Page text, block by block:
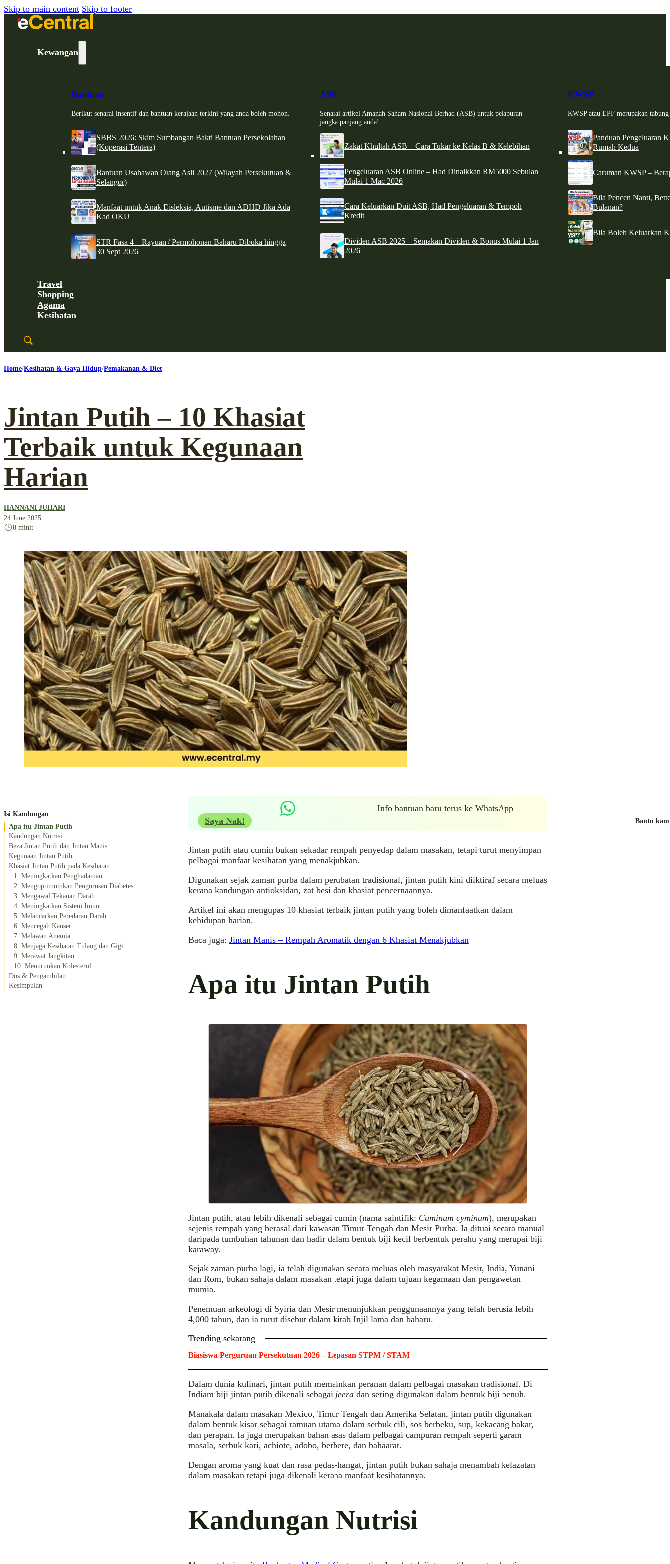
Skip to main content Skip to footer
Kewangan
Bantuan
Berikut senarai insentif dan bantuan kerajaan terkini yang anda boleh mohon.
SBBS 2026: Skim Sumbangan Bakti Bantuan Persekolahan
(Koperasi Tentera)
Bantuan Usahawan Orang Asli 2027 (Wilayah Persekutuan &
Selangor)
Manfaat untuk Anak Disleksia, Autisme dan ADHD Jika Ada
Kad OKU
STR Fasa 4 – Rayuan / Permohonan Baharu Dibuka hingga
30 Sept 2026
ASB
Senarai artikel Amanah Saham Nasional Berhad (ASB) untuk pelaburan
jangka panjang anda!
Zakat Khultah ASB – Cara Tukar ke Kelas B & Kelebihan
Pengeluaran ASB Online – Had Dinaikkan RM5000 Sebulan
Mulai 1 Mac 2026
Cara Keluarkan Duit ASB, Had Pengeluaran & Tempoh
Kredit
Dividen ASB 2025 – Semakan Dividen & Bonus Mulai 1 Jan
2026
KWSP
KWSP atau EPF merupakan
Panduan Pengeluaran
Rumah Kedua
Caruman KWSP –
Bila Pencen Nanti,
Bulanan?
Bila Boleh Keluarkan
Travel
Shopping
Agama
Kesihatan
Home Kesihatan & Gaya Hidup Pemakanan & Diet
Jintan Putih – 10 Khasiat
Terbaik untuk Kegunaan
Harian
HANNANI JUHARI
24 June 2025
8 minit
Isi Kandungan
Apa itu Jintan Putih
Kandungan Nutrisi
Beza Jintan Putih dan Jintan Manis
Kegunaan Jintan Putih
Khasiat Jintan Putih pada Kesihatan
1. Meningkatkan Penghadaman
2. Mengoptimumkan Pengurusan Diabetes
3. Mengawal Tekanan Darah
4. Meningkatkan Sistem Imun
5. Melancarkan Peredaran Darah
6. Mencegah Kanser
7. Melawan Anemia
8. Menjaga Kesihatan Tulang dan Gigi
9. Merawat Jangkitan
10. Menurunkan Kolesterol
Dos & Pengambilan
Kesimpulan
Info bantuan baru terus ke WhatsApp
Saya Nak!
Jintan putih atau cumin bukan sekadar rempah penyedap dalam masakan, tetapi turut menyimpan
pelbagai manfaat kesihatan yang menakjubkan.
Digunakan sejak zaman purba dalam perubatan tradisional, jintan putih kini diiktiraf secara meluas
kerana kandungan antioksidan, zat besi dan khasiat pencernaannya.
Artikel ini akan mengupas 10 khasiat terbaik jintan putih yang boleh dimanfaatkan dalam
kehidupan harian.
Baca juga: Jintan Manis – Rempah Aromatik dengan 6 Khasiat Menakjubkan
Apa itu Jintan Putih
Jintan putih, atau lebih dikenali sebagai cumin (nama saintifik: Cuminum cyminum), merupakan
sejenis rempah yang berasal dari kawasan Timur Tengah dan Mesir Purba. Ia dituai secara manual
daripada tumbuhan tahunan dan hadir dalam bentuk biji kecil berbentuk perahu yang merupai biji
karaway.
Sejak zaman purba lagi, ia telah digunakan secara meluas oleh masyarakat Mesir, India, Yunani
dan Rom, bukan sahaja dalam masakan tetapi juga dalam tujuan kegamaan dan pengawetan
mumia.
Penemuan arkeologi di Syiria dan Mesir menunjukkan penggunaannya yang telah berusia lebih
4,000 tahun, dan ia turut disebut dalam kitab Injil lama dan baharu.
Trending sekarang
Biasiswa Perguruan Persekutuan 2026 – Lepasan STPM / STAM
Dalam dunia kulinari, jintan putih memainkan peranan dalam pelbagai masakan tradisional. Di
Indiam biji jintan putih dikenali sebagai jeeradan sering digunakan dalam bentuk biji penuh.
Manakala dalam masakan Mexico, Timur Tengah dan Amerika Selatan, jintan putih digunakan
dalam bentuk kisar sebagai ramuan utama dalam serbuk cili, sos berbeku, sup, kekacang bakar,
dan perapan. Ia juga merupakan bahan asas dalam pelbagai campuran rempah seperti garam
masala, serbuk kari, achiote, adobo, berbere, dan bahaarat.
Dengan aroma yang kuat dan rasa pedas-hangat, jintan putih bukan sahaja menambah kelazatan
dalam masakan tetapi juga dikenali kerana manfaat kesihatannya.
Kandungan Nutrisi
Bantu